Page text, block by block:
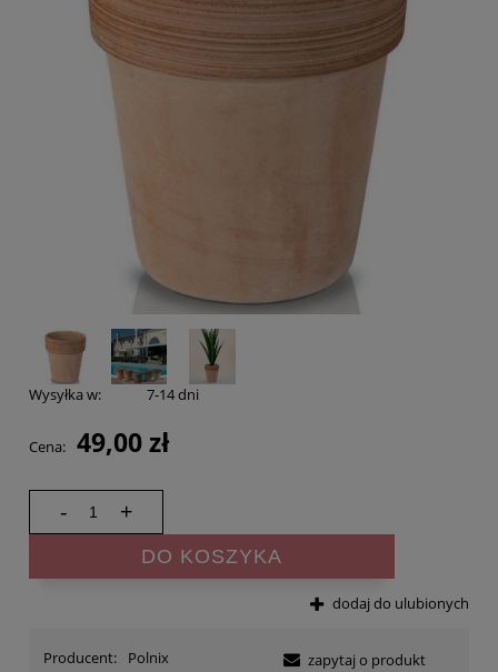
Wysyłka w: 7-14 dni
Cena: 49,00 zł
- +
DO KOSZYKA
dodaj do ulubionych
Producent:
Polnix
zapytaj o produkt